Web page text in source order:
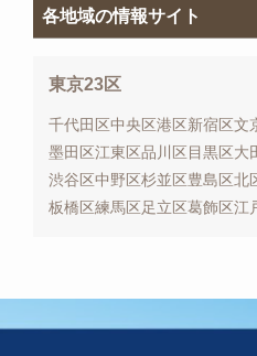
各地域の情報サイト
東京23区
千代田区中央区港区新宿区文
墨田区江東区品川区目黒区大
渋谷区中野区杉並区豊島区北
板橋区練馬区足立区葛飾区江